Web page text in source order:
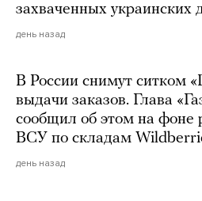
захваченных украинских
день назад
В России снимут ситком
выдачи заказов. Глава
сообщил об этом на фоне
ВСУ по складам
день назад